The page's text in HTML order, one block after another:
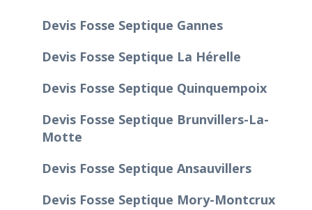
Devis Fosse Septique Gannes
Devis Fosse Septique La Hérelle
Devis Fosse Septique Quinquempoix
Devis Fosse Septique Brunvillers-La-
Motte
Devis Fosse Septique Ansauvillers
Devis Fosse Septique Mory-Montcrux